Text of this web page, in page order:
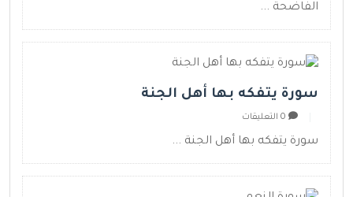
الفاضحة ...
سورة يتفكه بها أهل الجنة
سورة يتفكه بها أهل الجنة ...